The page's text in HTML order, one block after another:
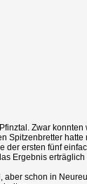
Zwar konnten
Spitzenbretter hatte
ersten fünf
Ergebnis erträglich
schon in